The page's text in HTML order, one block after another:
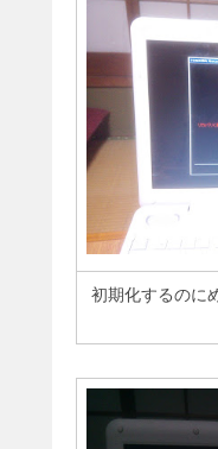
初期化するのに